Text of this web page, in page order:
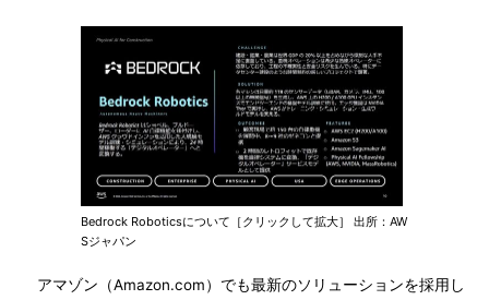
Bedrock Roboticsについて［クリックして拡大］ 出所：AW
Sジャパン
アマゾン（Amazon.com）でも最新のソリューションを採用し